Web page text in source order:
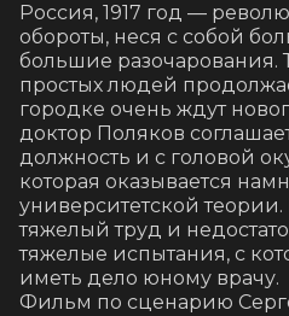
Россия, 1917 год —
обороты, неся с собой
большие
простых людей
городке очень ждут
доктор Поляков
должность и с головой
которая оказывается
университетской
тяжелый труд и
тяжелые испытания, с
иметь дело юному врачу.
Фильм по сценарию